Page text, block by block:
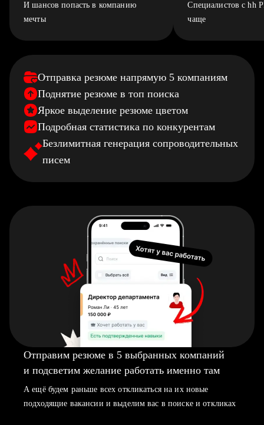
И шансов попасть в компанию
мечты
Специалистов с hh
чаще
Отправка резюме напрямую 5 компаниям
Поднятие резюме в топ поиска
Яркое выделение резюме цветом
Подробная статистика по конкурентам
Безлимитная генерация сопроводительных
писем
Отправим резюме в 5 выбранных компаний
и подсветим желание работать именно там
А ещё будем раньше всех откликаться на их новые
подходящие вакансии и выделим вас в поиске и откликах